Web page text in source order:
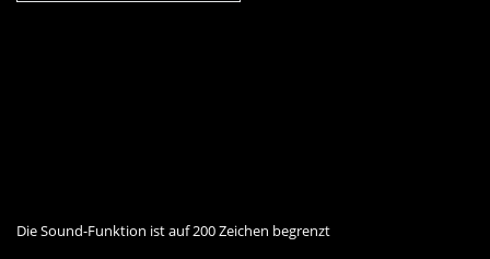
Die Sound-Funktion ist auf 200 Zeichen begrenzt